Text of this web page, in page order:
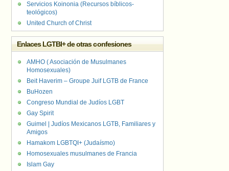
Servicios Koinonia (Recursos bíblicos-
teológicos)
United Church of Christ
Enlaces LGTBI+ de otras confesiones
AMHO ( Asociación de Musulmanes
Homosexuales)
Beit Haverim – Groupe Juif LGTB de France
BuHozen
Congreso Mundial de Judíos LGBT
Gay Spirit
Guimel | Judíos Mexicanos LGTB, Familiares y
Amigos
Hamakom LGBTQI+ (Judaísmo)
Homosexuales musulmanes de Francia
Islam Gay